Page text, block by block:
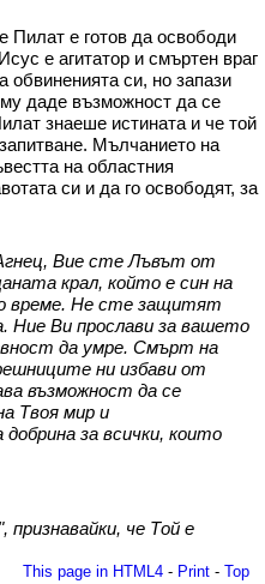
Пилат е готов да освободи
е агитатор и смъртен враг
обвиненията си, но запази
даде възможност да се
знаеше истината и че той
Мълчанието на
на областния
си и да го освободят, за
Вие сте Лъвът от
крал, който е син на
време. Не сте защитят
Ние Ви прослави за вашето
да умре. Смърт на
ни избави от
възможност да се
Твоя мир и
за всички, които
признавайки, че Той е
This page in HTML4 - Print - Top